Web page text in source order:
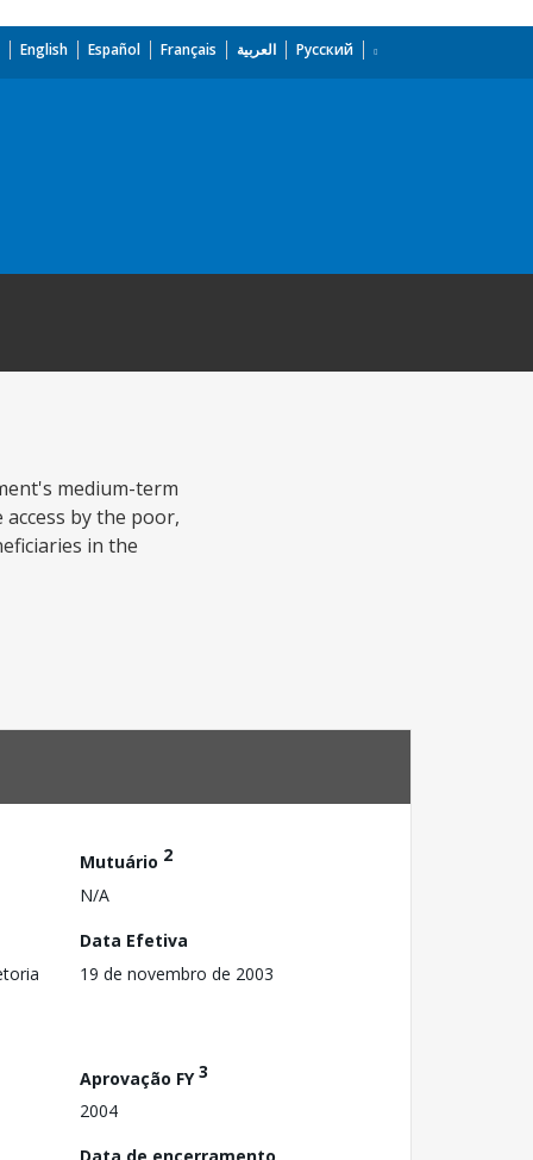
English Español Français العربية Русский
medium-term
by the poor,
in the
Mutuário 2
N/A
Data Efetiva
19 de novembro de 2003
Aprovação FY3
2004